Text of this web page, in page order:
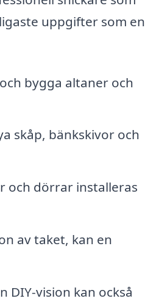
uppgifter som en
bygga altaner och
skåp, bänkskivor och
och dörrar installeras
av taket, kan en
DIY-vision kan också